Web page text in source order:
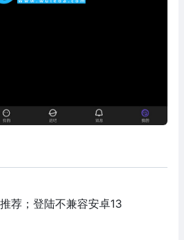
荐；登陆不兼容安卓13